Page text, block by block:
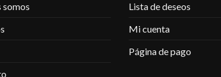
somos
Lista de deseos
Mi cuenta
Página de pago